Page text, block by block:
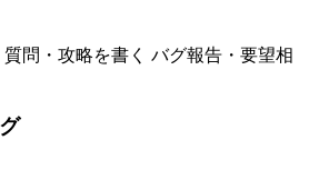
問・攻略を書く バグ報告・要望相